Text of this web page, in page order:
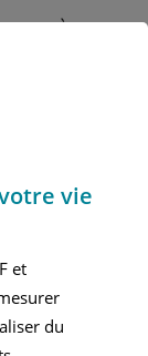
À propos
MAAF
2vie
et
du